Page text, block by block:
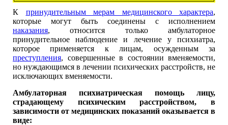
К принудительным мерам медицинского характера,
которые могут быть соединены с исполнением
наказания, относится только амбулаторное
принудительное наблюдение и лечение у психиатра,
которое применяется к лицам, осужденным за
преступления, совершенные в состоянии вменяемости,
но нуждающимся в лечении психических расстройств, не
исключающих вменяемости.
Амбулаторная психиатрическая помощь лицу,
страдающему психическим расстройством, в
зависимости от медицинских показаний оказывается в
виде: